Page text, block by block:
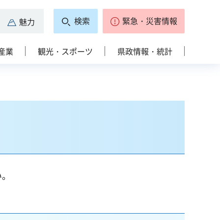
魅力 検索 緊急・災害情報
業 観光・スポーツ 県政情報・統計